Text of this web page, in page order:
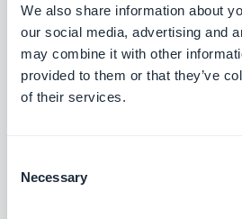
We also share information about
our social media, advertising and
may combine it with other
provided to them or that they’ve
of their services.
Selection
Necessary
Section "A propos"
E-commerce